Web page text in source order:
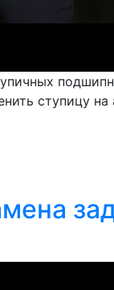
ступицу на